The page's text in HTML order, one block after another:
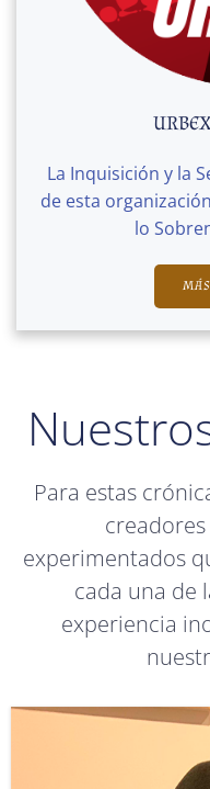
La Inquisición y la
de esta
lo
Para estas
experimentados
cada una de
experiencia